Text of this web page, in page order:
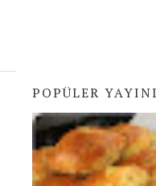
POPÜLER